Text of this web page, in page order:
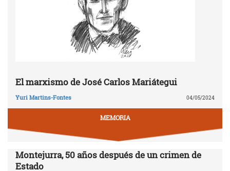
El marxismo de José Carlos Mariátegui
Yuri Martins-Fontes 04/05/2024
MEMORIA
Montejurra, 50 años después de un crimen de
Estado